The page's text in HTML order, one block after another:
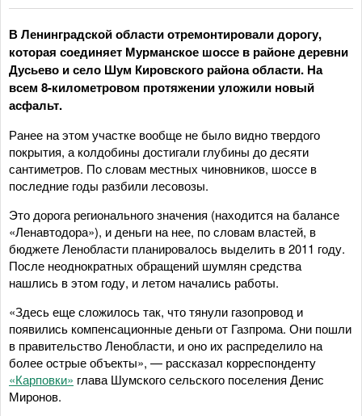
В Ленинградской области отремонтировали дорогу,
которая соединяет Мурманское шоссе в районе деревни
Дусьево и село Шум Кировского района области. На
всем 8-километровом протяжении уложили новый
асфальт.
Ранее на этом участке вообще не было видно твердого
покрытия, а колдобины достигали глубины до десяти
сантиметров. По словам местных чиновников, шоссе в
последние годы разбили лесовозы.
Это дорога регионального значения (находится на балансе
«Ленавтодора»), и деньги на нее, по словам властей, в
бюджете Ленобласти планировалось выделить в 2011 году.
После неоднократных обращений шумлян средства
нашлись в этом году, и летом начались работы.
«Здесь еще сложилось так, что тянули газопровод и
появились компенсационные деньги от Газпрома. Они пошли
в правительство Ленобласти, и оно их распределило на
более острые объекты», — рассказал корреспонденту
«Карповки» глава Шумского сельского поселения Денис
Миронов.